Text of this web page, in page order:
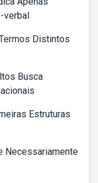
verbal
Distintos
Busca
Estruturas
Necessariamente